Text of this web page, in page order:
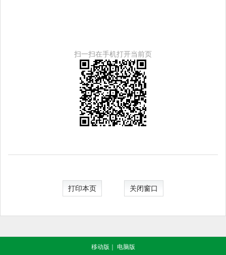
扫一扫在手机打开当前页
打印本页 关闭窗口
移动版 ｜ 电脑版